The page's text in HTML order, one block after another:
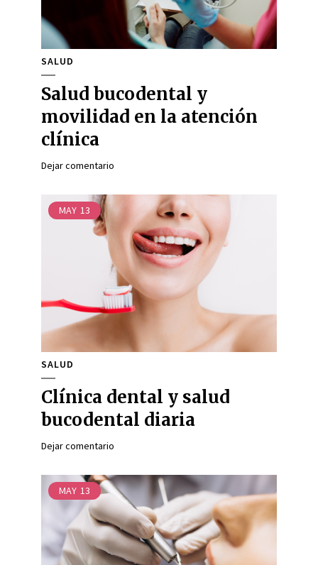
SALUD
Salud bucodental y
movilidad en la atención
clínica
Dejar comentario
MAY 13
SALUD
Clínica dental y salud
bucodental diaria
Dejar comentario
MAY 13